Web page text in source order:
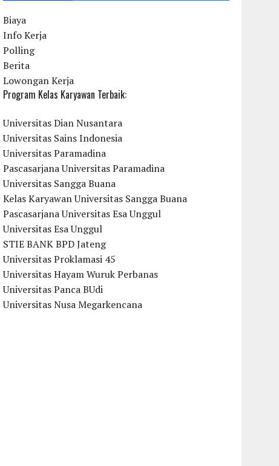
Biaya
Info Kerja
Polling
Berita
Lowongan Kerja
Program Kelas Karyawan Terbaik:
Universitas Dian Nusantara
Universitas Sains Indonesia
Universitas Paramadina
Pascasarjana Universitas Paramadina
Universitas Sangga Buana
Kelas Karyawan Universitas Sangga Buana
Pascasarjana Universitas Esa Unggul
Universitas Esa Unggul
STIE BANK BPD Jateng
Universitas Proklamasi 45
Universitas Hayam Wuruk Perbanas
Universitas Panca BUdi
Universitas Nusa Megarkencana